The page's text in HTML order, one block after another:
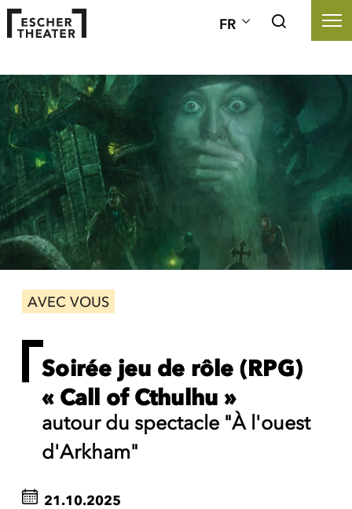
FR
AVEC VOUS
Soirée jeu de rôle (RPG)
« Call of Cthulhu »
autour du spectacle "À l'ouest
d'Arkham"
21.10.2025